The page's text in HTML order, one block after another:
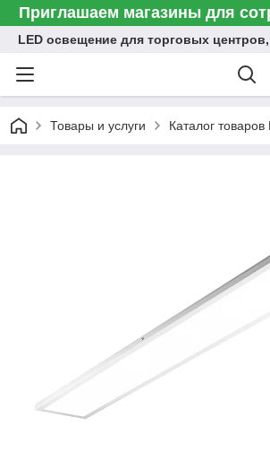
Приглашаем магазины для
LED освещение для торговых
Товары и услуги Каталог товаров